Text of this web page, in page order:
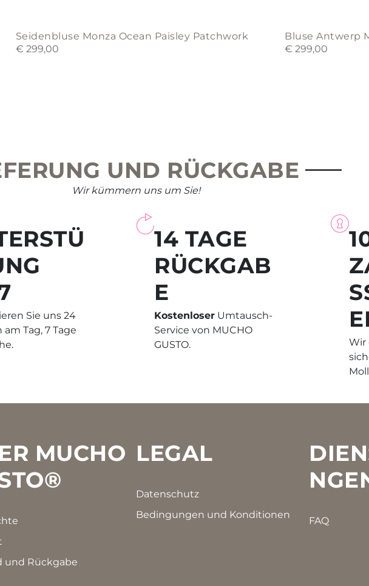
Seidenbluse Monza Ocean Paisley Patchwork
€ 299,00
Bluse Antwerp
€ 299,00
UND RÜCKGABE
Wir kümmern uns um Sie!
Sie uns 24
Tag, 7 Tage
14 TAGE
RÜCKGAB
E
Kostenloser Umtausch-
Service von MUCHO
GUSTO.
Wir
MUCHO
und Rückgabe
LEGAL
Datenschutz
Bedingungen und Konditionen
FAQ